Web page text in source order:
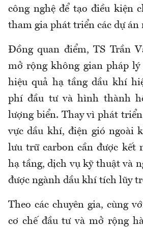
công nghệ để tạo điều kiện
tham gia phát triển các dự án
Đồng quan điểm, TS Trần
mở rộng không gian pháp lý
hiệu quả hạ tầng dầu khí
phí đầu tư và hình thành
lượng biển. Thay vì phát
vực dầu khí, điện gió ngoài
lưu trữ carbon cần được kết
hạ tầng, dịch vụ kỹ thuật và
được ngành dầu khí tích lũy
Theo các chuyên gia, cùng
cơ chế đầu tư và mở rộng